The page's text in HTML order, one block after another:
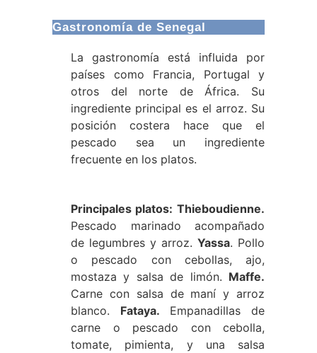
Gastronomía de Senegal
La gastronomía está influida por
países como Francia, Portugal y
otros del norte de África. Su
ingrediente principal es el arroz. Su
posición costera hace que el
pescado sea un ingrediente
frecuente en los platos.
Principales platos: Thieboudienne.
Pescado marinado acompañado
de legumbres y arroz. Yassa. Pollo
o pescado con cebollas, ajo,
mostaza y salsa de limón. Maffe.
Carne con salsa de maní y arroz
blanco. Fataya. Empanadillas de
carne o pescado con cebolla,
tomate, pimienta, y una salsa